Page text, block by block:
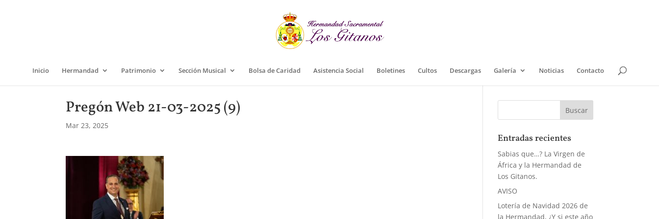
Inicio Hermandad Patrimonio Sección Musical Bolsa de Caridad Asistencia Social Boletines Cultos Descargas Galería Noticias Contacto
Pregón Web 21-03-2025 (9)
Mar 23, 2025
Entradas recientes
Sabias que…? La Virgen de
África y la Hermandad de
Los Gitanos.
AVISO
Lotería de Navidad 2026 de
la Hermandad, ¿Y si este año